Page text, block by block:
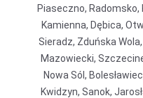
Piaseczno, Radomsko,
Kamienna, Dębica,
Sieradz, Zduńska
Mazowiecki,
Nowa Sól,
Kwidzyn, Sanok,